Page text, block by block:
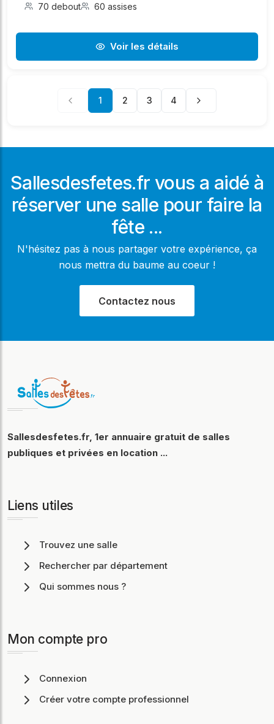
70 debout 60 assises
Voir les détails
1 2 3 4
Sallesdesfetes.fr vous a aidé à
réserver une salle pour faire la
fête ...
N'hésitez pas à nous partager votre expérience, ça
nous mettra du baume au coeur !
Contactez nous
Sallesdesfetes.fr, 1er annuaire gratuit de salles
publiques et privées en location ...
Liens utiles
Trouvez une salle
Rechercher par département
Qui sommes nous ?
Mon compte pro
Connexion
Créer votre compte professionnel